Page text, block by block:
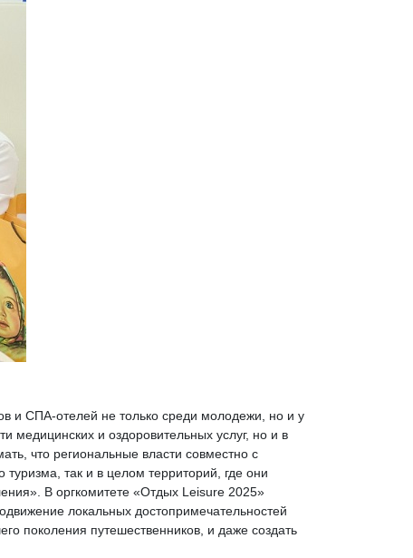
и СПА-отелей не только среди молодежи, но и у
медицинских и оздоровительных услуг, но и в
что региональные власти совместно с
так и в целом территорий, где они
В оргкомитете «Отдых Leisure 2025»
локальных достопримечательностей
поколения путешественников, и даже создать